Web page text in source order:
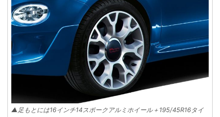
▲足もとには16インチ14スポークアルミホイール＋195/45R16タイ